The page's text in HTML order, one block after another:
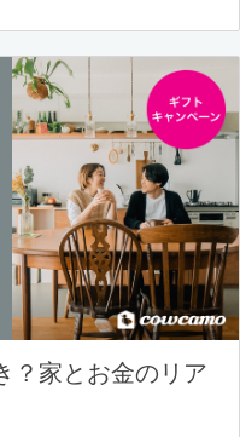
？家とお金のリア